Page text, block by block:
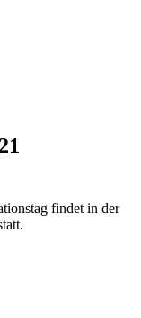
findet in der